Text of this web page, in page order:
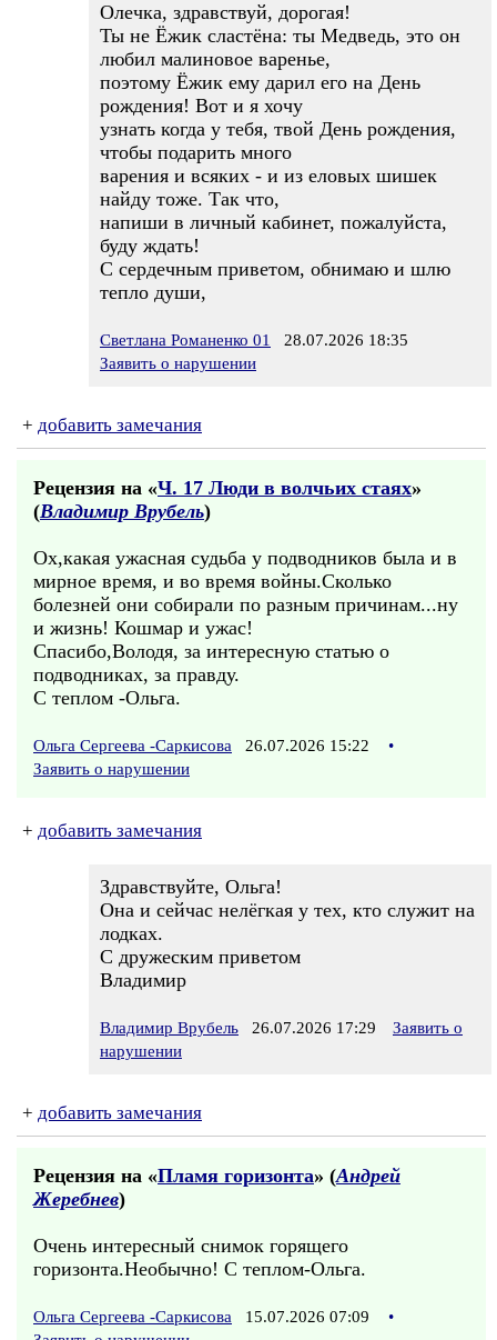
Олечка, здравствуй, дорогая!
Ты не Ёжик сластёна: ты Медведь, это он
любил малиновое варенье,
поэтому Ёжик ему дарил его на День
рождения! Вот и я хочу
узнать когда у тебя, твой День рождения,
чтобы подарить много
варения и всяких - и из еловых шишек
найду тоже. Так что,
напиши в личный кабинет, пожалуйста,
буду ждать!
С сердечным приветом, обнимаю и шлю
тепло души,
Светлана Романенко 01
28.07.2026 18:35
Заявить о нарушении
+ добавить замечания
Рецензия на «Ч. 17 Люди в волчьих стаях»
(Владимир Врубель)
Ох,какая ужасная судьба у подводников была и в
мирное время, и во время войны.Сколько
болезней они собирали по разным причинам...ну
и жизнь! Кошмар и ужас!
Спасибо,Володя, за интересную статью о
подводниках, за правду.
С теплом -Ольга.
Ольга Сергеева -Саркисова 26.07.2026 15:22
•
Заявить о нарушении
+ добавить замечания
Здравствуйте, Ольга!
Она и сейчас нелёгкая у тех, кто служит на
лодках.
С дружеским приветом
Владимир
Владимир Врубель 26.07.2026 17:29
Заявить о
нарушении
+ добавить замечания
Рецензия на «Пламя горизонта» (Андрей
Жеребнев)
Очень интересный снимок горящего
горизонта.Необычно! С теплом-Ольга.
Ольга Сергеева -Саркисова 15.07.2026 07:09
•